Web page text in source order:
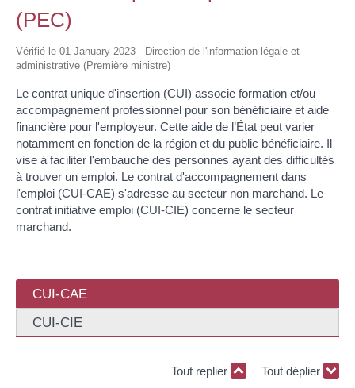
(PEC)
Vérifié le 01 January 2023 - Direction de l'information légale et
administrative (Première ministre)
Le contrat unique d'insertion (CUI) associe formation et/ou
accompagnement professionnel pour son bénéficiaire et aide
financière pour l'employeur. Cette aide de l’État peut varier
notamment en fonction de la région et du public bénéficiaire. Il
vise à faciliter l'embauche des personnes ayant des difficultés
à trouver un emploi. Le contrat d'accompagnement dans
l'emploi (CUI-CAE) s'adresse au secteur non marchand. Le
contrat initiative emploi (CUI-CIE) concerne le secteur
marchand.
CUI-CAE
CUI-CIE
Tout replier Tout déplier